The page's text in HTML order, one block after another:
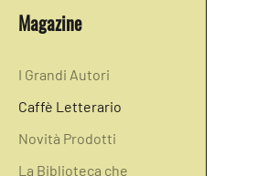
Magazine
I Grandi Autori
Caffè Letterario
Novità Prodotti
La Biblioteca che